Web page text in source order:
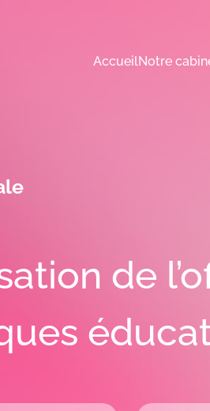
AccueilNotre
de